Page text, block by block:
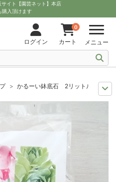
サイト【園芸ネット】本店
購入頂けます
ログイン
0
カート メニュー
かるーい鉢底石 2リットル入り
かるーい鉢底石 2リットル入り
かるーい鉢底石 2リットル入り
かるーい鉢底石 2リットル入り